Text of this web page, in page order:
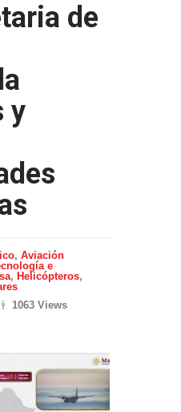
de
y
, Aviación
e
, Helicópteros,
1063 Views